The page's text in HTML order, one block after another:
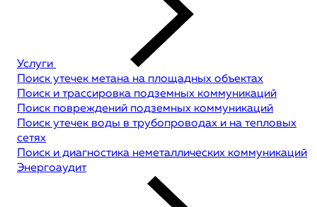
Услуги
Поиск утечек метана на площадных объектах
Поиск и трассировка подземных коммуникаций
Поиск повреждений подземных коммуникаций
Поиск утечек воды в трубопроводах и на тепловых
сетях
Поиск и диагностика неметаллических коммуникаций
Энергоаудит